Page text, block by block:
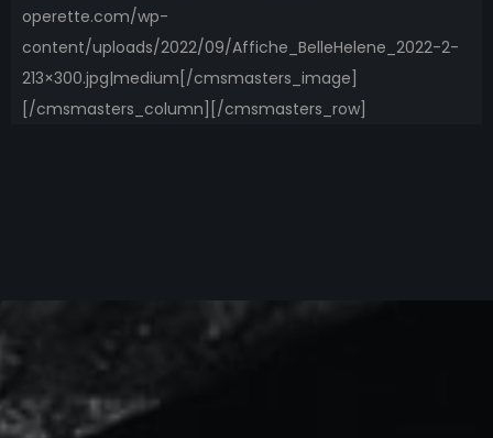
operette.com/wp-
content/uploads/2022/09/Affiche_BelleHelene_2022-2-
213×300.jpg|medium[/cmsmasters_image]
[/cmsmasters_column][/cmsmasters_row]